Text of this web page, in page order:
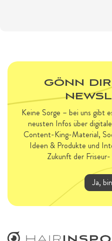
GÖNN
Keine Sorge – bei uns gibt
neusten Infos über
Content-King-Material,
Ideen & Produkte und
Zukunft der
Ja,